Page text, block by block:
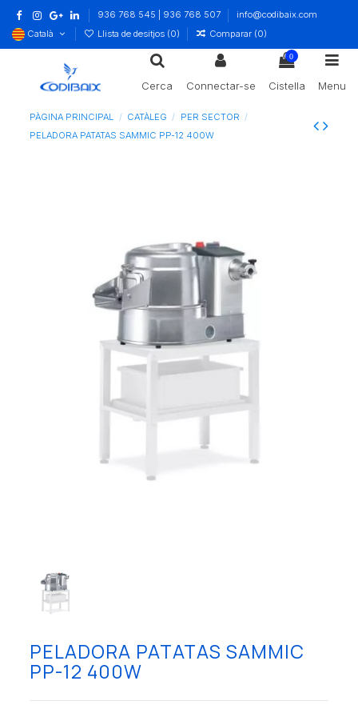
936 768 545 | 936 768 507
info@codibaix.com
Català
Llista de desitjos (0) Comparar (0)
Cerca Connectar-se
0
Cistella Menu
PÀGINA PRINCIPAL CATÀLEG
PER SECTOR
PELADORA PATATAS SAMMIC PP-12 400W
PELADORA PATATAS SAMMIC
PP-12 400W